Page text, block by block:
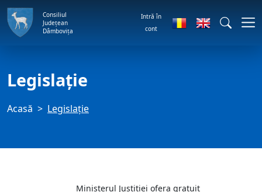
Consiliul
Județean
Dâmbovița
Intră în
cont
Legislaţie
Acasă Legislaţie
Ministerul Justitiei ofera gratuit